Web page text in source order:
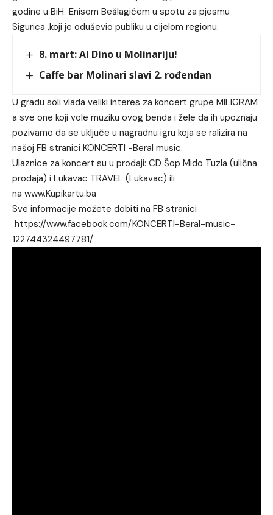
godine u BiH Enisom Bešlagićem u spotu za pjesmu
Sigurica ,koji je oduševio publiku u cijelom regionu.
8. mart: Al Dino u Molinariju!
Caffe bar Molinari slavi 2. rođendan
U gradu soli vlada veliki interes za koncert grupe MILIGRAM
a sve one koji vole muziku ovog benda i žele da ih upoznaju
pozivamo da se uključe u nagradnu igru koja se ralizira na
našoj FB stranici KONCERTI -Beral music.
Ulaznice za koncert su u prodaji: CD Šop Mido Tuzla (ulična
prodaja) i Lukavac TRAVEL (Lukavac) ili
na www.Kupikartu.ba
Sve informacije možete dobiti na FB stranici
https://www.facebook.com/KONCERTI-Beral-music-
122744324497781/